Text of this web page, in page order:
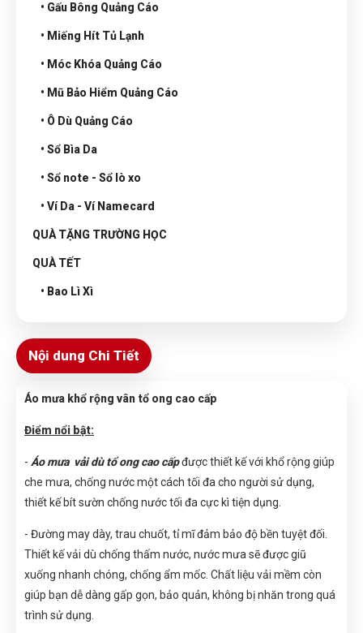
• Gấu Bông Quảng Cáo
• Miếng Hít Tủ Lạnh
• Móc Khóa Quảng Cáo
• Mũ Bảo Hiểm Quảng Cáo
• Ô Dù Quảng Cáo
• Sổ Bìa Da
• Sổ note - Sổ lò xo
• Ví Da - Ví Namecard
QUÀ TẶNG TRƯỜNG HỌC
QUÀ TẾT
• Bao Lì Xì
Nội dung Chi Tiết
Áo mưa khổ rộng vân tổ ong cao cấp
Điểm nổi bật:
- Áo mưa vải dù tổ ong cao cấpđược thiết kế với khổ rộng giúp
che mưa, chống nước một cách tối đa cho người sử dụng,
thiết kế bít sườn chống nước tối đa cực kì tiện dụng.
- Đường may dày, trau chuốt, tỉ mĩ đảm bảo độ bền tuyệt đối.
Thiết kế vải dù chống thấm nước, nước mưa sẽ được giũ
xuống nhanh chóng, chống ẩm mốc. Chất liệu vải mềm còn
giúp bạn dễ dàng gấp gọn, bảo quản, không bị nhăn trong quá
trình sử dụng.